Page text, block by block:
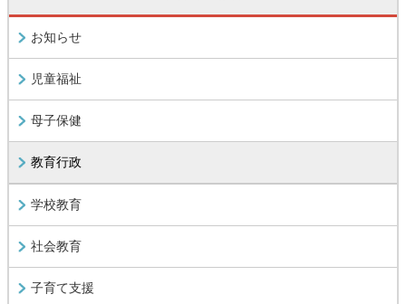
お知らせ
児童福祉
母子保健
教育行政
学校教育
社会教育
子育て支援